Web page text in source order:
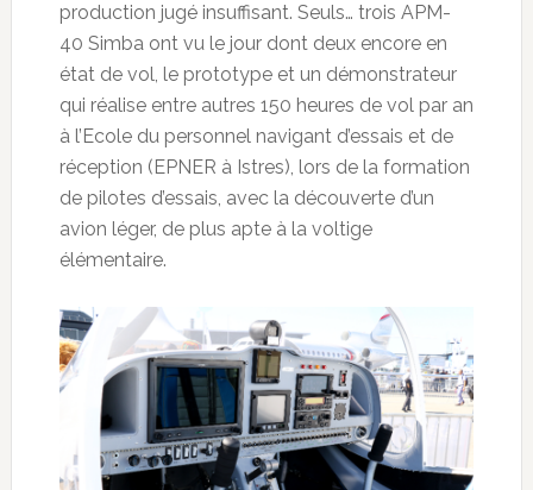
production jugé insuffisant. Seuls… trois APM-
40 Simba ont vu le jour dont deux encore en
état de vol, le prototype et un démonstrateur
qui réalise entre autres 150 heures de vol par an
à l’Ecole du personnel navigant d’essais et de
réception (EPNER à Istres), lors de la formation
de pilotes d’essais, avec la découverte d’un
avion léger, de plus apte à la voltige
élémentaire.